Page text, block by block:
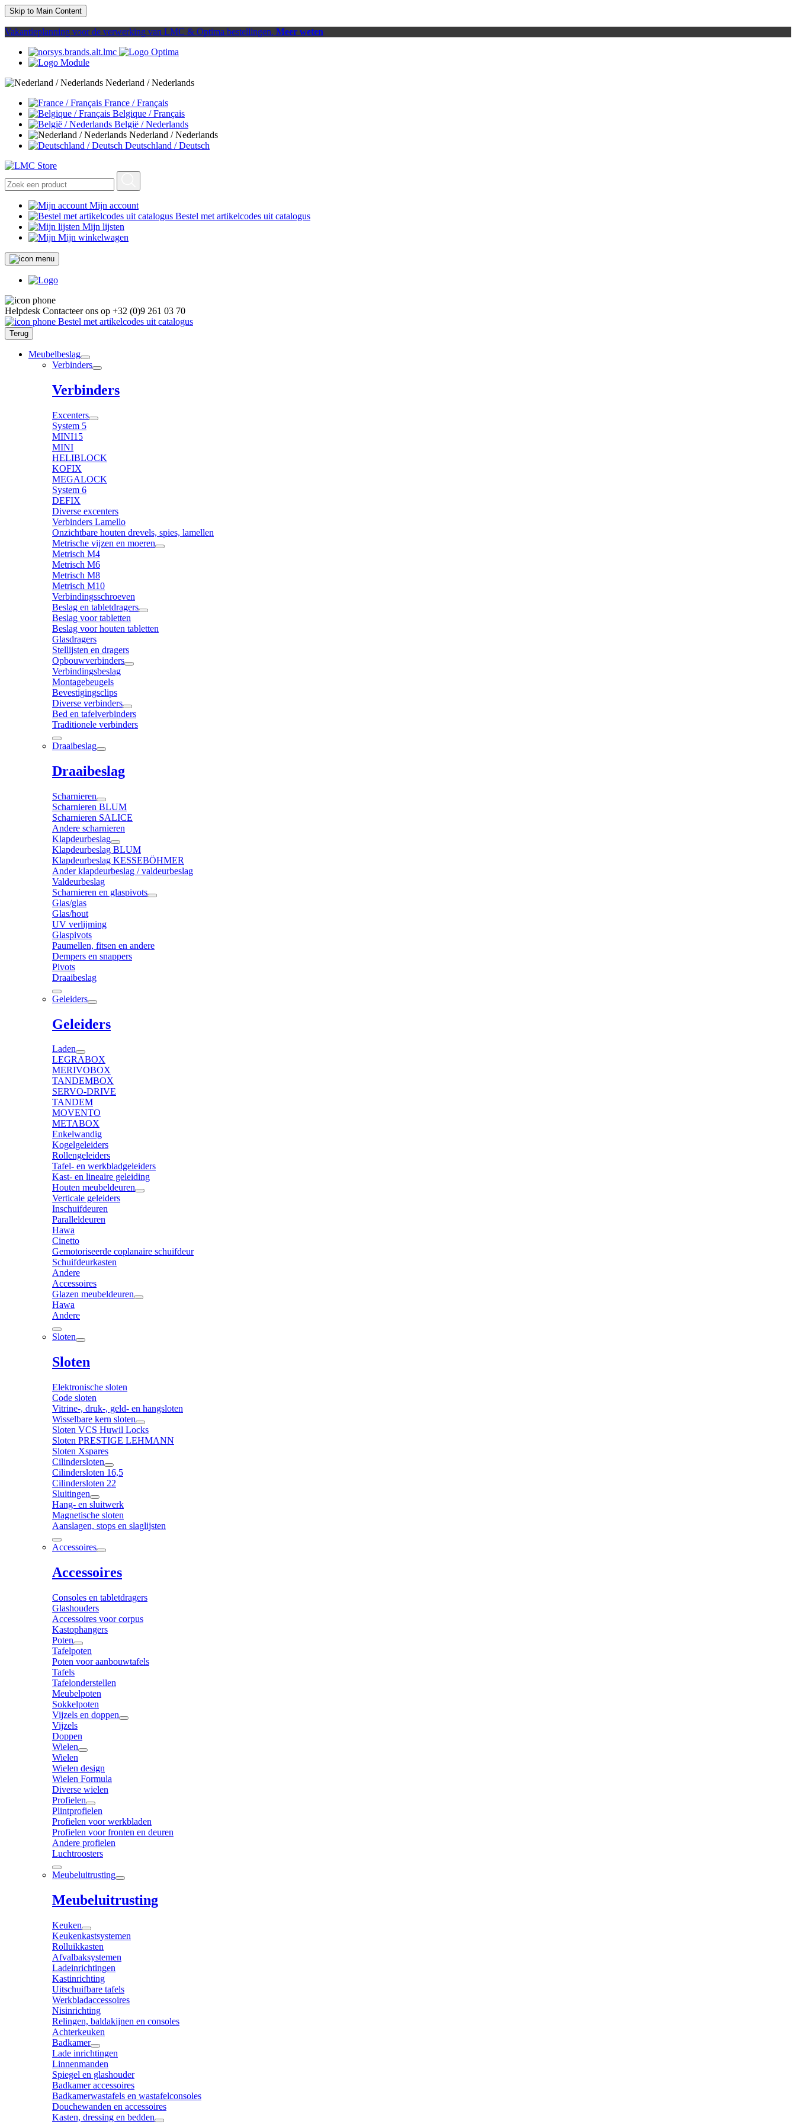
Skip to Main Content
Vakantieplanning voor de verwerking van LMC & Optima bestellingen. Meer weten
Nederland / Nederlands
France / Français
Belgique / Français
België / Nederlands
Nederland / Nederlands
Deutschland / Deutsch
Mijn account
Bestel met artikelcodes uit catalogus
Mijn lijsten
Mijn winkelwagen
Helpdesk Contacteer ons op +32 (0)9 261 03 70
Bestel met artikelcodes uit catalogus
Terug
Meubelbeslag
Verbinders
Verbinders
Excenters
System 5
MINI15
MINI
HELIBLOCK
KOFIX
MEGALOCK
System 6
DEFIX
Diverse excenters
Verbinders Lamello
Onzichtbare houten drevels, spies, lamellen
Metrische vijzen en moeren
Metrisch M4
Metrisch M6
Metrisch M8
Metrisch M10
Verbindingsschroeven
Beslag en tabletdragers
Beslag voor tabletten
Beslag voor houten tabletten
Glasdragers
Stellijsten en dragers
Opbouwverbinders
Verbindingsbeslag
Montagebeugels
Bevestigingsclips
Diverse verbinders
Bed en tafelverbinders
Traditionele verbinders
Draaibeslag
Draaibeslag
Scharnieren
Scharnieren BLUM
Scharnieren SALICE
Andere scharnieren
Klapdeurbeslag
Klapdeurbeslag BLUM
Klapdeurbeslag KESSEBÖHMER
Ander klapdeurbeslag / valdeurbeslag
Valdeurbeslag
Scharnieren en glaspivots
Glas/glas
Glas/hout
UV verlijming
Glaspivots
Paumellen, fitsen en andere
Dempers en snappers
Pivots
Draaibeslag
Geleiders
Geleiders
Laden
LEGRABOX
MERIVOBOX
TANDEMBOX
SERVO-DRIVE
TANDEM
MOVENTO
METABOX
Enkelwandig
Kogelgeleiders
Rollengeleiders
Tafel- en werkbladgeleiders
Kast- en lineaire geleiding
Houten meubeldeuren
Verticale geleiders
Inschuifdeuren
Paralleldeuren
Hawa
Cinetto
Gemotoriseerde coplanaire schuifdeur
Schuifdeurkasten
Andere
Accessoires
Glazen meubeldeuren
Hawa
Andere
Sloten
Sloten
Elektronische sloten
Code sloten
Vitrine-, druk-, geld- en hangsloten
Wisselbare kern sloten
Sloten VCS Huwil Locks
Sloten PRESTIGE LEHMANN
Sloten Xspares
Cilindersloten
Cilindersloten 16,5
Cilindersloten 22
Sluitingen
Hang- en sluitwerk
Magnetische sloten
Aanslagen, stops en slaglijsten
Accessoires
Accessoires
Consoles en tabletdragers
Glashouders
Accessoires voor corpus
Kastophangers
Poten
Tafelpoten
Poten voor aanbouwtafels
Tafels
Tafelonderstellen
Meubelpoten
Sokkelpoten
Vijzels en doppen
Vijzels
Doppen
Wielen
Wielen
Wielen design
Wielen Formula
Diverse wielen
Profielen
Plintprofielen
Profielen voor werkbladen
Profielen voor fronten en deuren
Andere profielen
Luchtroosters
Meubeluitrusting
Meubeluitrusting
Keuken
Keukenkastsystemen
Rolluikkasten
Afvalbaksystemen
Ladeinrichtingen
Kastinrichting
Uitschuifbare tafels
Werkbladaccessoires
Nisinrichting
Relingen, baldakijnen en consoles
Achterkeuken
Badkamer
Lade inrichtingen
Linnenmanden
Spiegel en glashouder
Badkamer accessoires
Badkamerwastafels en wastafelconsoles
Douchewanden en accessoires
Kasten, dressing en bedden